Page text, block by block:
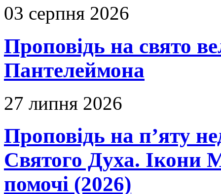
03 серпня 2026
Проповідь на свято
Пантелеймона
27 липня 2026
Проповідь на п’яту
Святого Духа. Ікони
помочі (2026)